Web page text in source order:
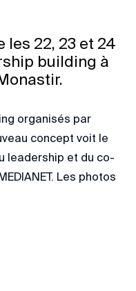
les 22, 23 et 24
building à
organisés par
concept voit le
leadership et du co-
Les photos